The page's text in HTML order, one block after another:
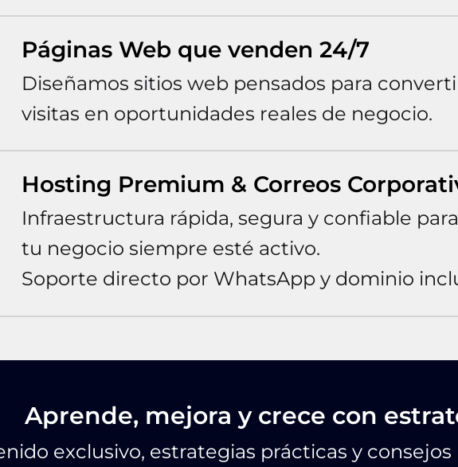
Páginas Web que venden 24/7
Diseñamos sitios web pensados para
visitas en oportunidades reales de negocio.
Hosting Premium & Correos
Infraestructura rápida, segura y confiable
tu negocio siempre esté activo.
Soporte directo por WhatsApp y dominio
Aprende, mejora y crece con
exclusivo, estrategias prácticas y